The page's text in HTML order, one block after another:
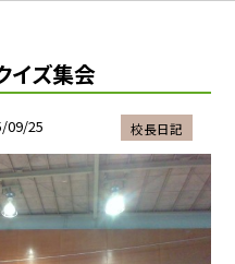
イズ集会
09/25 校長日記